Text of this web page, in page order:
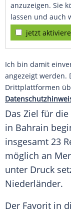
anzuzeigen. Sie
lassen und auch
jetzt
Ich bin damit
angezeigt werden.
Drittplattformen
Das Ziel für die
in Bahrain
insgesamt 23
möglich an
unter Druck
Niederländer.
Der Favorit in